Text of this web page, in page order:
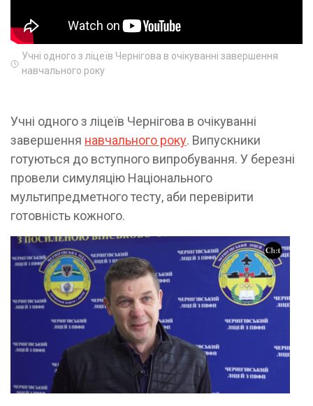
Учні одного з ліцеїв Чернігова в очікуванні завершення
навчального року
Учні одного з ліцеїв Чернігова в очікуванні
завершення навчального року. Випускники
готуються до вступного випробування. У березні
провели симуляцію Національного
мультипредметного тесту, аби перевірити
готовність кожного.